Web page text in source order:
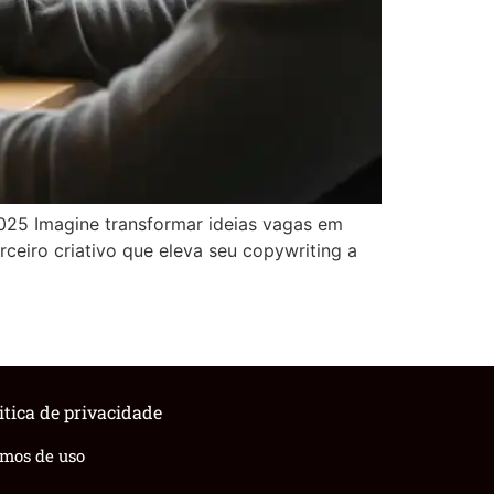
Imagine transformar ideias vagas em
criativo que eleva seu copywriting a
de uso
de privacidade